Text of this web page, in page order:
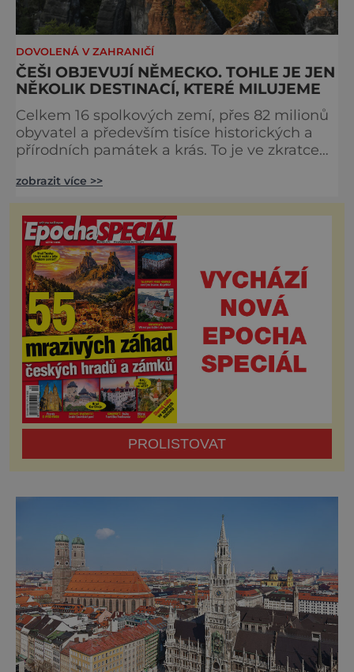
DOVOLENÁ V ZAHRANIČÍ
ČEŠI OBJEVUJÍ NĚMECKO. TOHLE JE JEN
NĚKOLIK DESTINACÍ, KTERÉ MILUJEME
Celkem 16 spolkových zemí, přes 82 milionů
obyvatel a především tisíce historických a
přírodních památek a krás. To je ve zkratce
Německo čeští turisté znovu objevují po vlně
nezájmu, která přišla v 90. letech. A
následující výběr destinací dokazuje, že mají
proč. Panenská příroda Saského Švýcarska
Němci mu s oblibou říkají ráj turistů. Saské
Švýcarsko (
zobrazit více >>
PROLISTOVAT